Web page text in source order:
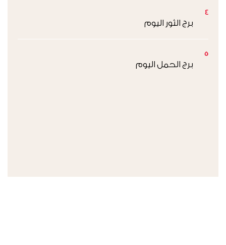
4
برج الثور اليوم
5
برج الحمل اليوم